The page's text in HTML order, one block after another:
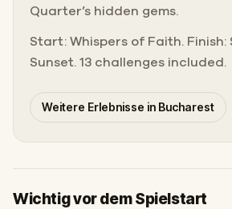
Quarter’s hidden gems.
Start: Whispers of Faith. Finish:
Sunset. 13 challenges included.
Weitere Erlebnisse in Bucharest
Wichtig vor dem Spielstart